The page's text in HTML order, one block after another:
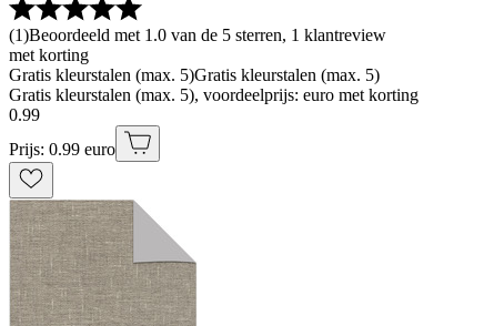
(1)Beoordeeld met 1.0 van de 5 sterren, 1 klantreview
met korting
Gratis kleurstalen (max. 5)Gratis kleurstalen (max. 5)
Gratis kleurstalen (max. 5), voordeelprijs: euro met korting
0.99
Prijs: 0.99 euro